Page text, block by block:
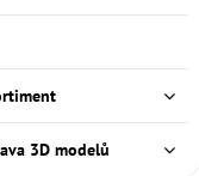
3D modelů